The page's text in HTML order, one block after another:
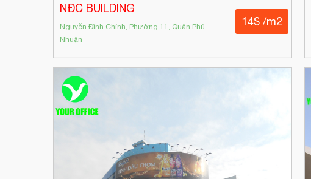
NĐC BUILDING
Nguyễn Đình Chính, Phường 11, Quận Phú
Nhuận
14$ /m2